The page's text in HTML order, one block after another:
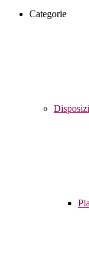
Categorie